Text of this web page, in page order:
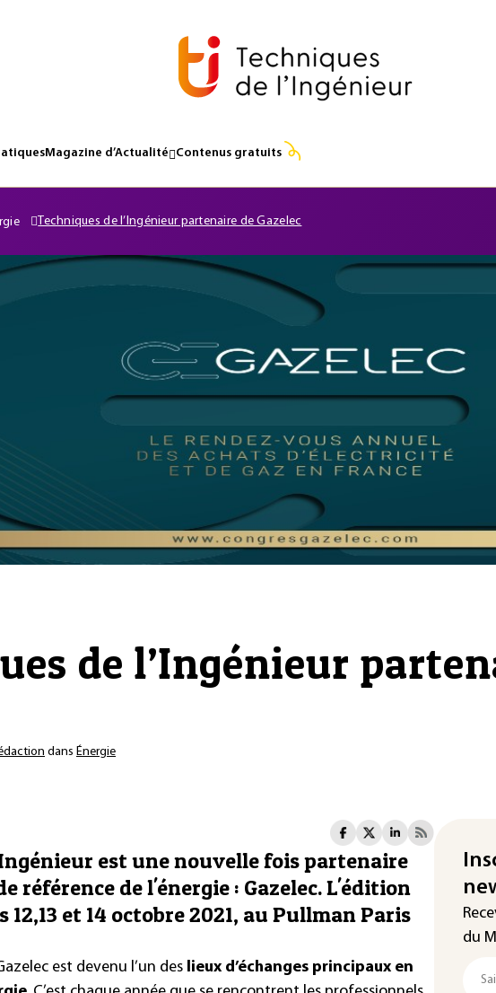
Magazine d’Actualité Contenus gratuits
Techniques de l’Ingénieur partenaire de Gazelec
de l’Ingénieur
dans Énergie
est une nouvelle fois partenaire
référence de l'énergie : Gazelec. L'édition
12,13 et 14 octobre 2021, au Pullman Paris
est devenu l’un des lieux d’échanges principaux en
du